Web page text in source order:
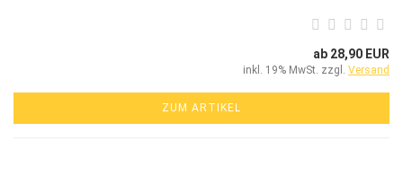
ab 28,90 EUR
inkl. 19% MwSt. zzgl. Versand
ZUM ARTIKEL